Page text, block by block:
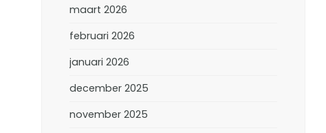
maart 2026
februari 2026
januari 2026
december 2025
november 2025